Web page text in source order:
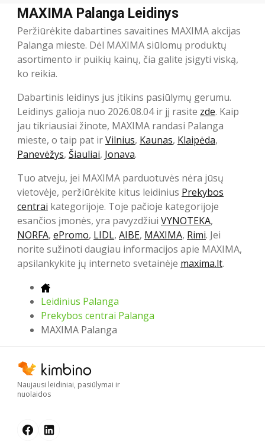
MAXIMA Palanga Leidinys
Peržiūrėkite dabartines savaitines MAXIMA akcijas
Palanga mieste. Dėl MAXIMA siūlomų produktų
asortimento ir puikių kainų, čia galite įsigyti viską,
ko reikia.
Dabartinis leidinys jus įtikins pasiūlymų gerumu.
Leidinys galioja nuo 2026.08.04 ir jį rasite zde. Kaip
jau tikriausiai žinote, MAXIMA randasi Palanga
mieste, o taip pat irVilnius, Kaunas, Klaipėda,
Panevėžys, Šiauliai, Jonava.
Tuo atveju, jei MAXIMA parduotuvės nėra jūsų
vietovėje, peržiūrėkite kitus leidinius Prekybos
centrai kategorijoje. Toje pačioje kategorijoje
esančios įmonės, yra pavyzdžiui VYNOTEKA,
NORFA, ePromo, LIDL, AIBE, MAXIMA, Rimi. Jei
norite sužinoti daugiau informacijos apie MAXIMA,
apsilankykite jų interneto svetainėje maxima.lt.
Leidinius Palanga
Prekybos centrai Palanga
MAXIMA Palanga
Naujausi leidiniai, pasiūlymai ir
nuolaidos